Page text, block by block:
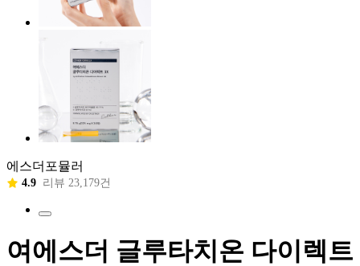
에스더포뮬러
4.9 리뷰 23,179건
여에스더 글루타치온 다이렉트